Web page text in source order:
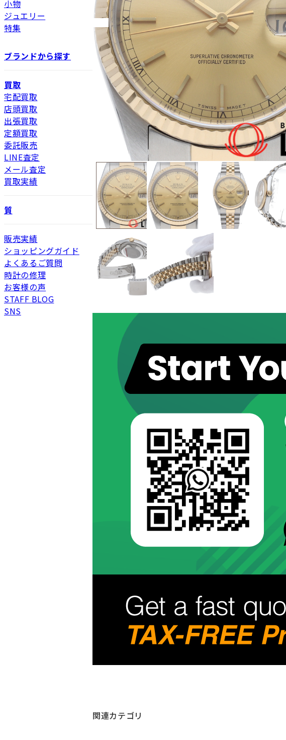
小物
ジュエリー
特集
ブランドから探す
買取
宅配買取
店頭買取
出張買取
定額買取
委託販売
LINE査定
メール査定
買取実績
質
販売実績
ショッピングガイド
よくあるご質問
時計の修理
お客様の声
STAFF BLOG
SNS
お買い
新品
新品状態。
未使用
展示品などの未使用品。
SAランク未使用同様品。数回使用した程度、もし
Aランク 僅かな傷、汚れはありますが比較的程度
ABランク少々使用感はありますが、キズや汚れ
BCランクとても使用感のある商品。傷や汚れな
Cランク
関連カテゴリ